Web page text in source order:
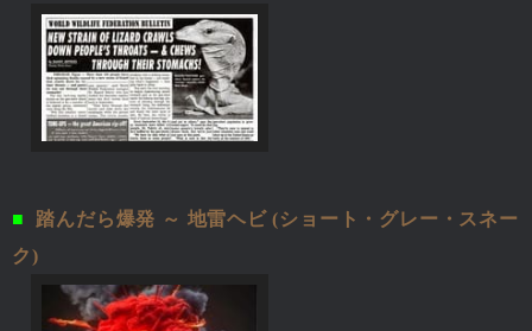
■
踏んだら爆発 ～ 地雷ヘビ (ショート・グレー・スネー
ク)